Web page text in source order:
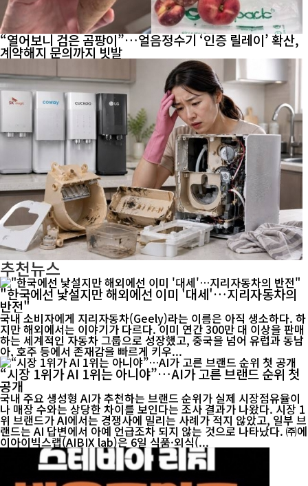
“열어보니 검은 곰팡이”…얼음정수기 ‘인증 릴레이’ 확산,
계약해지 문의까지 빗발
추천뉴스
"한국에선 낯설지만 해외에선 이미 '대세'…지리자동차의
반전"
국내 소비자에게 지리자동차(Geely)라는 이름은 아직 생소하다. 하
지만 해외에서는 이야기가 다르다. 이미 연간 300만 대 이상을 판매
하는 세계적인 자동차 그룹으로 성장했고, 중국을 넘어 유럽과 동남
아, 호주 등에서 존재감을 빠르게 키우...
“시장 1위가 AI 1위는 아니야”…AI가 고른 브랜드 순위 첫
공개
국내 주요 생성형 AI가 추천하는 브랜드 순위가 실제 시장점유율이
나 매장 수와는 상당한 차이를 보인다는 조사 결과가 나왔다. 시장 1
위 브랜드가 AI에서는 경쟁사에 밀리는 사례가 적지 않았고, 일부 브
랜드는 AI 답변에서 아예 언급조차 되지 않는 것으로 나타났다. ㈜에
이아이빅스랩(AIBIX lab)은 6일 식품·외식(...